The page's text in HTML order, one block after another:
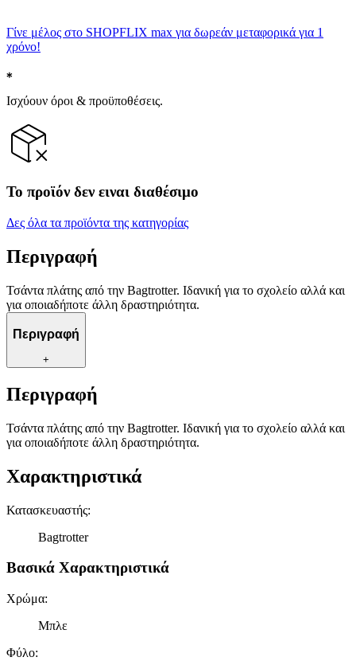
Γίνε μέλος στο SHOPFLIX max για δωρεάν μεταφορικά για 1
χρόνο!
Ισχύουν όροι & προϋποθέσεις.
Το προϊόν δεν ειναι διαθέσιμο
Δες όλα τα προϊόντα της κατηγορίας
Περιγραφή
Τσάντα πλάτης από την Bagtrotter. Ιδανική για το σχολείο αλλά και
για οποιαδήποτε άλλη δραστηριότητα.
Περιγραφή
+
Περιγραφή
Τσάντα πλάτης από την Bagtrotter. Ιδανική για το σχολείο αλλά και
για οποιαδήποτε άλλη δραστηριότητα.
Χαρακτηριστικά
Κατασκευαστής:
Bagtrotter
Βασικά Χαρακτηριστικά
Χρώμα:
Μπλε
Φύλο: